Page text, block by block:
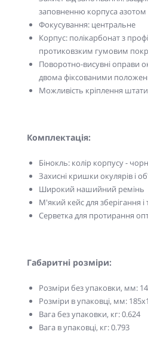
заповненню корпуса азотом
Фокусування: центральне
Корпус: полікарбонат з
протиковзким гумовим
Поворотно-висувні оправи
двома фіксованими
Можливість кріплення
Комплектація:
Бінокль: колір корпусу -
Захисні кришки окулярів і
Широкий нашийний ремінь
М'який кейс для зберігання
Серветка для протирання
Габаритні розміри:
Розміри без упаковки, мм:
Розміри в упаковці, мм:
Вага без упаковки, кг: 0.624
Вага в упаковці, кг: 0.793